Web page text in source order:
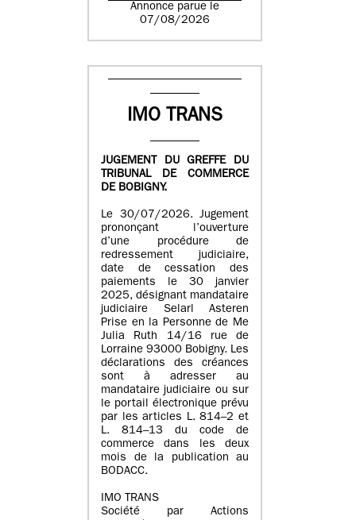
Annonce parue le
07/08/2026
IMO TRANS
JUGEMENT DU GREFFE DU
TRIBUNAL DE COMMERCE
DE BOBIGNY.
Le 30/07/2026. Jugement
prononçant l’ouverture
d’une procédure de
redressement judiciaire,
date de cessation des
paiements le 30 janvier
2025, désignant mandataire
judiciaire Selarl Asteren
Prise en la Personne de Me
Julia Ruth 14/16 rue de
Lorraine 93000 Bobigny. Les
déclarations des créances
sont à adresser au
mandataire judiciaire ou sur
le portail électronique prévu
par les articles L. 814–2 et
L. 814–13 du code de
commerce dans les deux
mois de la publication au
BODACC.
IMO TRANS
Société par Actions